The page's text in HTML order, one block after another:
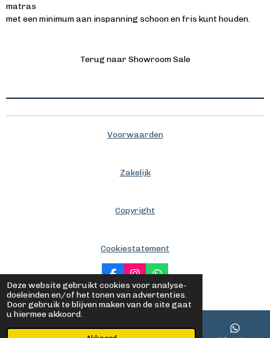
Deze website gebruikt cookies voor analyse-
doeleinden en/of het tonen van advertenties.
Door gebruik te blijven maken van de site gaat
u hiermee akkoord.
matras
met een minimum aan inspanning schoon en fris kunt houden.
Terug naar Showroom Sale
Voorwaarden
Zakelijk
Copyright
Cookiestatement
a
c
e
o
n
s
t
g
h
a
t
A
© 2020 - 2026 Anybed